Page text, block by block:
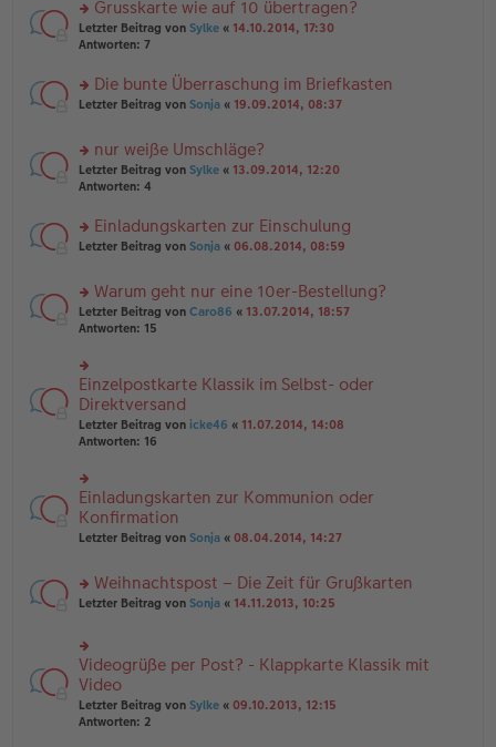
g
B
ei
tr
g
es
e
n
B
ei
tr
g
u
n
g
es
e
n
B
ei
tr
a
rs
te
n
g
es
e
n
er
ei
tr
Grusskarte wie auf 10 übertragen?
Letzter Beitrag von Sylke « 14.10.2014, 17:30
Antworten: 7
rs
u
n
g
es
e
n
B
ei
tr
a
Die bunte Überraschung im Briefkasten
Letzter Beitrag von Sonja « 19.09.2014, 08:37
rs
te
n
g
es
e
n
er
ei
tr
a
g
nur weiße Umschläge?
Letzter Beitrag von Sylke « 13.09.2014, 12:20
Antworten: 4
rs
u
n
g
es
e
n
er
B
ei
a
g
Einladungskarten zur Einschulung
Letzter Beitrag von Sonja « 06.08.2014, 08:59
rs
te
u
n
g
el
es
e
er
B
ei
tr
a
Warum geht nur eine 10er-Bestellung?
Letzter Beitrag von Caro86 « 13.07.2014, 18:57
Antworten: 15
rs
te
r
u
n
el
es
e
n
ei
tr
Einzelpostkarte Klassik im Selbst- oder
Direktversand
Letzter Beitrag von icke46 « 11.07.2014, 14:08
Antworten: 16
rs
te
r
u
g
el
es
n
er
B
ei
tr
a
Einladungskarten zur Kommunion oder
Konfirmation
Letzter Beitrag von Sonja « 08.04.2014, 14:27
rs
u
n
g
el
es
Weihnachtspost – Die Zeit für Grußkarten
Letzter Beitrag von Sonja « 14.11.2013, 10:25
rs
te
r
u
n
Videogrüße per Post? - Klappkarte Klassik mit
Video
Letzter Beitrag von Sylke « 09.10.2013, 12:15
Antworten: 2